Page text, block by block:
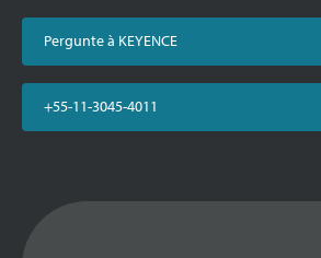
Pergunte à KEYENCE
+55-11-3045-4011